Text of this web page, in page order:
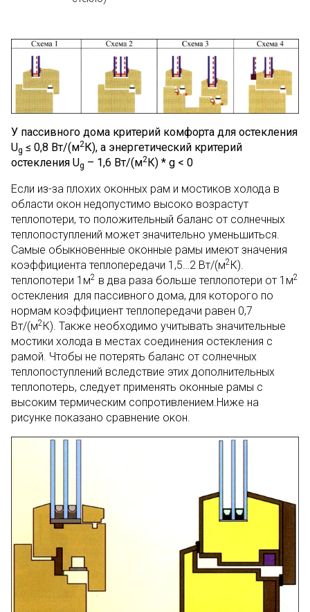
У пассивного дома критерий комфорта для остекления
Ug ≤ 0,8 Вт/(м2К), а энергетический критерий
остекления Ug – 1,6 Вт/(м2К) * g < 0
Если из-за плохих оконных рам и мостиков холода в
области окон недопустимо высоко возрастут
теплопотери, то положительный баланс от солнечных
теплопоступлений может значительно уменьшиться.
Самые обыкновенные оконные рамы имеют значения
коэффициента теплопередачи 1,5…2 Вт/(м2К).
теплопотери 1м2 в два раза больше теплопотери от 1м2
остекления для пассивного дома, для которого по
нормам коэффициент теплопередачи равен 0,7
Вт/(м2К). Также необходимо учитывать значительные
мостики холода в местах соединения остекления с
рамой. Чтобы не потерять баланс от солнечных
теплопоступлений вследствие этих дополнительных
теплопотерь, следует применять оконные рамы с
высоким термическим сопротивлением.Ниже на
рисунке показано сравнение окон.